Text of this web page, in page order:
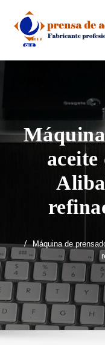
content
Máquina de